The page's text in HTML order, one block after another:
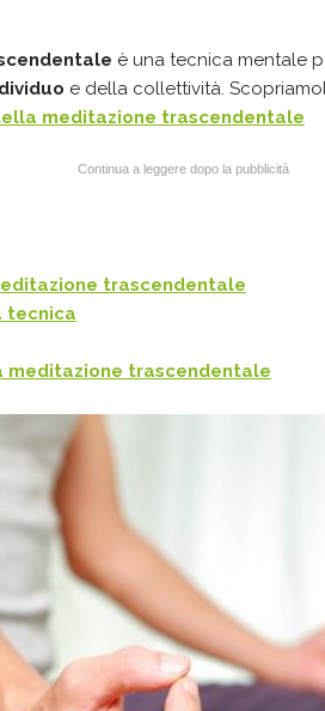
è una tecnica mentale
e della collettività.
meditazione trascendentale
Continua a leggere dopo la pubblicità
trascendentale
tecnica
meditazione trascendentale